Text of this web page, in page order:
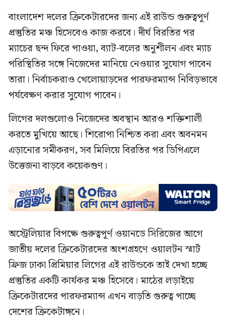
বাংলাদেশ দলের ক্রিকেটারদের জন্য এই রাউন্ড গুরুত্বপূর্ণ
প্রস্তুতির মঞ্চ হিসেবেও কাজ করবে। দীর্ঘ বিরতির পর
ম্যাচের ছন্দ ফিরে পাওয়া, ব্যাট-বলের অনুশীলন এবং ম্যাচ
পরিস্থিতির সঙ্গে নিজেদের মানিয়ে নেওয়ার সুযোগ পাবেন
তারা। নির্বাচকরাও খেলোয়াড়দের পারফরম্যান্স নিবিড়ভাবে
পর্যবেক্ষণ করার সুযোগ পাবেন।
লিগের দলগুলোও নিজেদের অবস্থান আরও শক্তিশালী
করতে মুখিয়ে আছে। শিরোপা নিশ্চিত করা এবং অবনমন
এড়ানোর সমীকরণ, সব মিলিয়ে বিরতির পর ডিপিএলে
উত্তেজনা বাড়বে কয়েকগুণ।
অস্ট্রেলিয়ার বিপক্ষে গুরুত্বপূর্ণ ওয়ানডে সিরিজের আগে
জাতীয় দলের ক্রিকেটারদের অংশগ্রহণে ওয়ালটন স্মার্ট
ফ্রিজ ঢাকা প্রিমিয়ার লিগের এই রাউন্ডকে তাই দেখা হচ্ছে
প্রস্তুতির একটি কার্যকর মঞ্চ হিসেবে। মাঠের লড়াইয়ে
ক্রিকেটারদের পারফরম্যান্স এখন বাড়তি গুরুত্ব পাচ্ছে
দেশের ক্রিকেটাঙ্গনে।